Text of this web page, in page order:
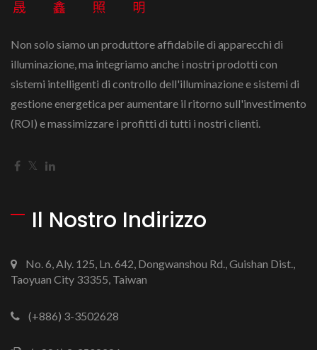
Non solo siamo un produttore affidabile di apparecchi di
illuminazione, ma integriamo anche i nostri prodotti con
sistemi intelligenti di controllo dell'illuminazione e sistemi di
gestione energetica per aumentare il ritorno sull'investimento
(ROI) e massimizzare i profitti di tutti i nostri clienti.
Il Nostro Indirizzo
No. 6, Aly. 125, Ln. 642, Dongwanshou Rd., Guishan Dist.,
Taoyuan City 33355, Taiwan
(+886) 3-3502628